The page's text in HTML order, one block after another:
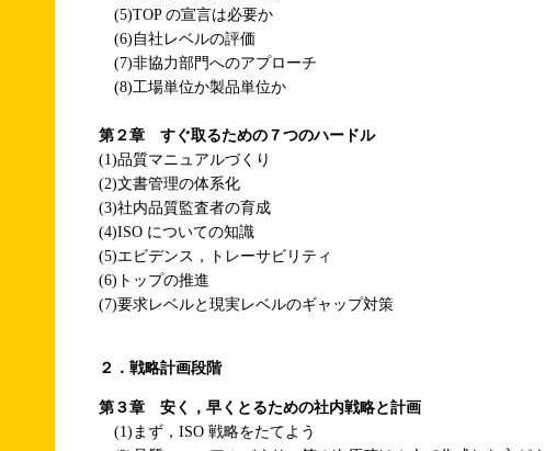
(5)TOP の宣言は必要か
(6)自社レベルの評価
(7)非協力部門へのアプローチ
(8)工場単位か製品単位か
第２章 すぐ取るための７つのハードル
(1)品質マニュアルづくり
(2)文書管理の体系化
(3)社内品質監査者の育成
(4)ISO についての知識
(5)エビデンス，トレーサビリティ
(6)トップの推進
(7)要求レベルと現実レベルのギャップ対策
２．戦略計画段階
第３章 安く，早くとるための社内戦略と計画
(1)まず，ISO 戦略をたてよう